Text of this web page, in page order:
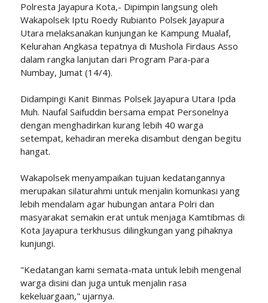
Polresta Jayapura Kota,- Dipimpin langsung oleh
Wakapolsek Iptu Roedy Rubianto Polsek Jayapura
Utara melaksanakan kunjungan ke Kampung Mualaf,
Kelurahan Angkasa tepatnya di Mushola Firdaus Asso
dalam rangka lanjutan dari Program Para-para
Numbay, Jumat (14/4).
Didampingi Kanit Binmas Polsek Jayapura Utara Ipda
Muh. Naufal Saifuddin bersama empat Personelnya
dengan menghadirkan kurang lebih 40 warga
setempat, kehadiran mereka disambut dengan begitu
hangat.
Wakapolsek menyampaikan tujuan kedatangannya
merupakan silaturahmi untuk menjalin komunkasi yang
lebih mendalam agar hubungan antara Polri dan
masyarakat semakin erat untuk menjaga Kamtibmas di
Kota Jayapura terkhusus dilingkungan yang pihaknya
kunjungi.
"Kedatangan kami semata-mata untuk lebih mengenal
warga disini dan juga untuk menjalin rasa
kekeluargaan," ujarnya.